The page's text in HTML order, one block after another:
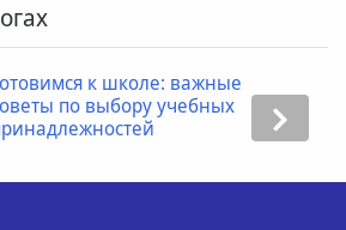
к школе: важные
по выбору учебных